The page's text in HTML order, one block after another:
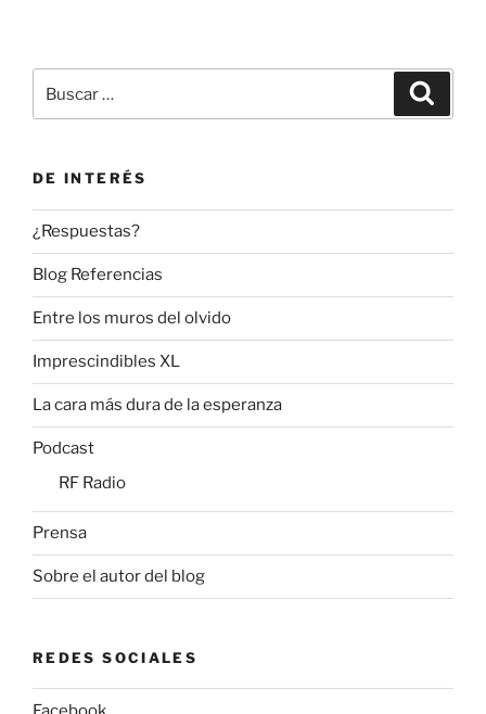
por:
DE INTERÉS
¿Respuestas?
Blog Referencias
Entre los muros del olvido
Imprescindibles XL
La cara más dura de la esperanza
Podcast
RF Radio
Prensa
Sobre el autor del blog
REDES SOCIALES